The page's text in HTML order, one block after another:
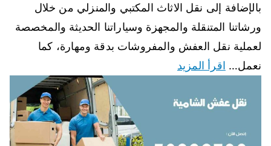
بالإضافة إلى نقل الاثاث المكتبي والمنزلي من خلال
ورشاتنا المتنقلة والمجهزة وسياراتنا الحديثة والمخصصة
لعملية نقل العفش والمفروشات بدقة ومهارة، كما
نعمل… اقرأ المزيد